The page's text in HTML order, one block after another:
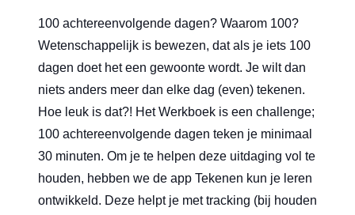
100 achtereenvolgende dagen? Waarom 100?
Wetenschappelijk is bewezen, dat als je iets 100
dagen doet het een gewoonte wordt. Je wilt dan
niets anders meer dan elke dag (even) tekenen.
Hoe leuk is dat?! Het Werkboek is een challenge;
100 achtereenvolgende dagen teken je minimaal
30 minuten. Om je te helpen deze uitdaging vol te
houden, hebben we de app Tekenen kun je leren
ontwikkeld. Deze helpt je met tracking (bij houden